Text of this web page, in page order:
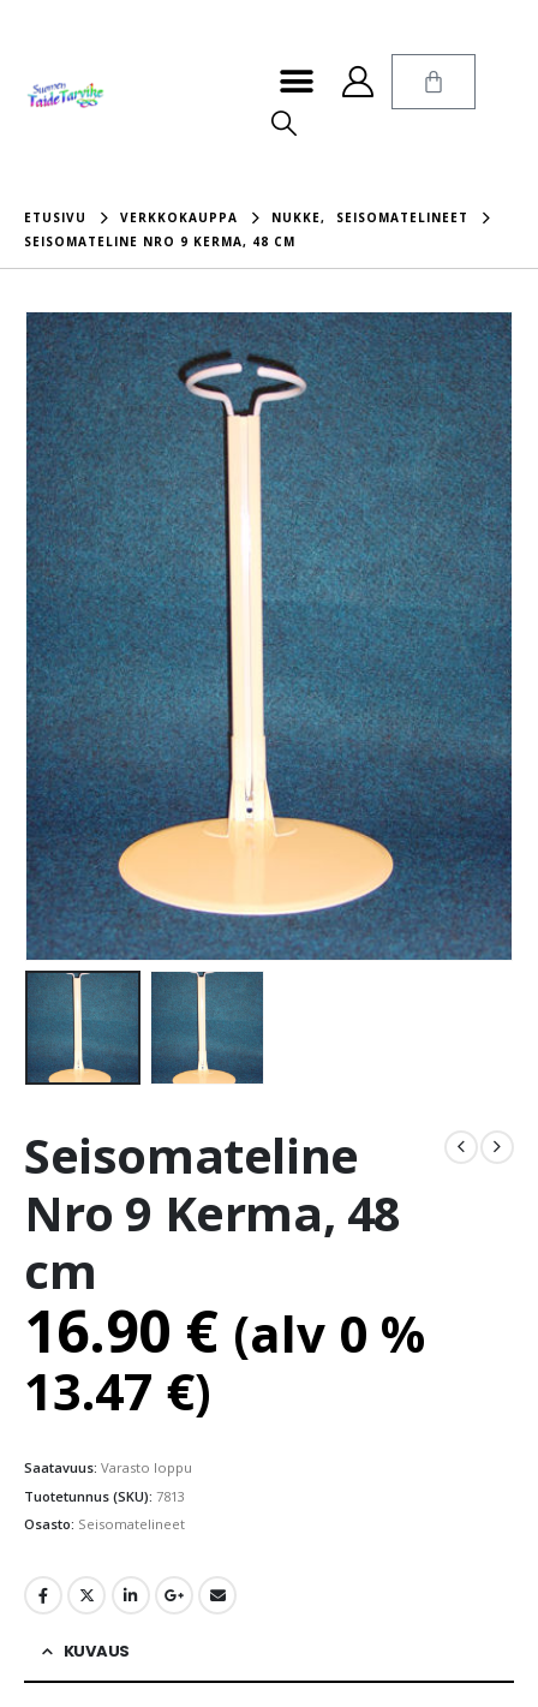
ETUSIVU VERKKOKAUPPA NUKKE,
SEISOMATELINEET
SEISOMATELINE NRO 9 KERMA, 48 CM
Seisomateline
Nro 9 Kerma, 48
cm
16.90 € (alv 0 %
13.47 €)
Saatavuus: Varasto loppu
Tuotetunnus (SKU): 7813
Osasto: Seisomatelineet
KUVAUS